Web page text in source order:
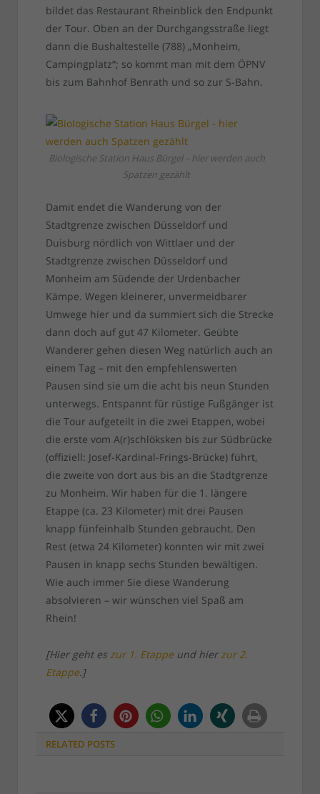
bildet das Restaurant Rheinblick den Endpunkt
der Tour. Oben an der Durchgangsstraße liegt
dann die Bushaltestelle (788) „Monheim,
Campingplatz“; so kommt man mit dem ÖPNV
bis zum Bahnhof Benrath und so zur S-Bahn.
Biologische Station Haus Bürgel – hier werden auch
Spatzen gezählt
Damit endet die Wanderung von der
Stadtgrenze zwischen Düsseldorf und
Duisburg nördlich von Wittlaer und der
Stadtgrenze zwischen Düsseldorf und
Monheim am Südende der Urdenbacher
Kämpe. Wegen kleinerer, unvermeidbarer
Umwege hier und da summiert sich die Strecke
dann doch auf gut 47 Kilometer. Geübte
Wanderer gehen diesen Weg natürlich auch an
einem Tag – mit den empfehlenswerten
Pausen sind sie um die acht bis neun Stunden
unterwegs. Entspannt für rüstige Fußgänger ist
die Tour aufgeteilt in die zwei Etappen, wobei
die erste vom A(r)schlöksken bis zur Südbrücke
(offiziell: Josef-Kardinal-Frings-Brücke) führt,
die zweite von dort aus bis an die Stadtgrenze
zu Monheim. Wir haben für die 1. längere
Etappe (ca. 23 Kilometer) mit drei Pausen
knapp fünfeinhalb Stunden gebraucht. Den
Rest (etwa 24 Kilometer) konnten wir mit zwei
Pausen in knapp sechs Stunden bewältigen.
Wie auch immer Sie diese Wanderung
absolvieren – wir wünschen viel Spaß am
Rhein!
[Hier geht es zur 1. Etappeund hierzur 2.
Etappe.]
RELATED POSTS